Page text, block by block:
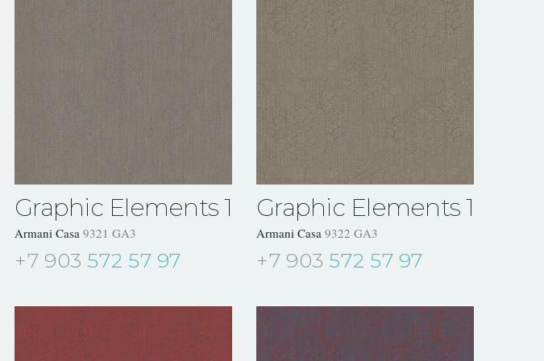
Graphic Elements 1
Armani Casa 9321 GA3
+7 903 572 57 97
Graphic Elements 1
Armani Casa 9322 GA3
+7 903 572 57 97